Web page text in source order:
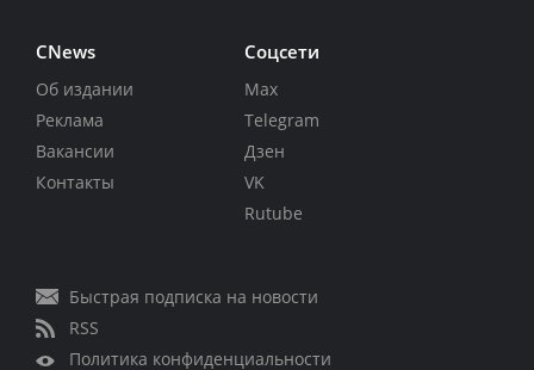
CNews
Об издании
Реклама
Вакансии
Контакты
Соцсети
Max
Telegram
Дзен
VK
Rutube
Быстрая подписка на новости
RSS
Политика конфиденциальности